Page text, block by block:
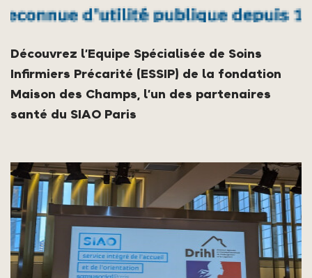
Découvrez l’Equipe Spécialisée de Soins
Infirmiers Précarité (ESSIP) de la fondation
Maison des Champs, l’un des partenaires
santé du SIAO Paris